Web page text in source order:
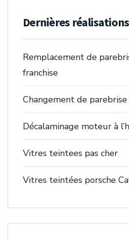
Dernières réalisations
Remplacement de
franchise
Changement de parebrise
Décalaminage moteur à
Vitres teintees pas cher
Vitres teintées porsche